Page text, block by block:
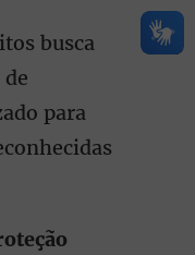
busca
para